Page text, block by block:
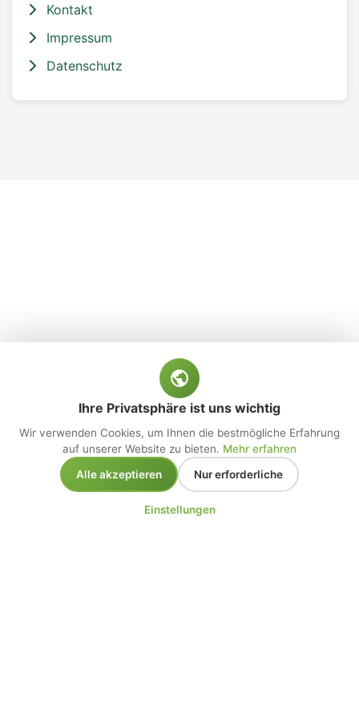
Kontakt
Impressum
Datenschutz
Ihre Privatsphäre ist uns wichtig
Wir verwenden Cookies, um Ihnen die bestmögliche Erfahrung
auf unserer Website zu bieten. Mehr erfahren
Alle akzeptieren
Nur erforderliche
Einstellungen